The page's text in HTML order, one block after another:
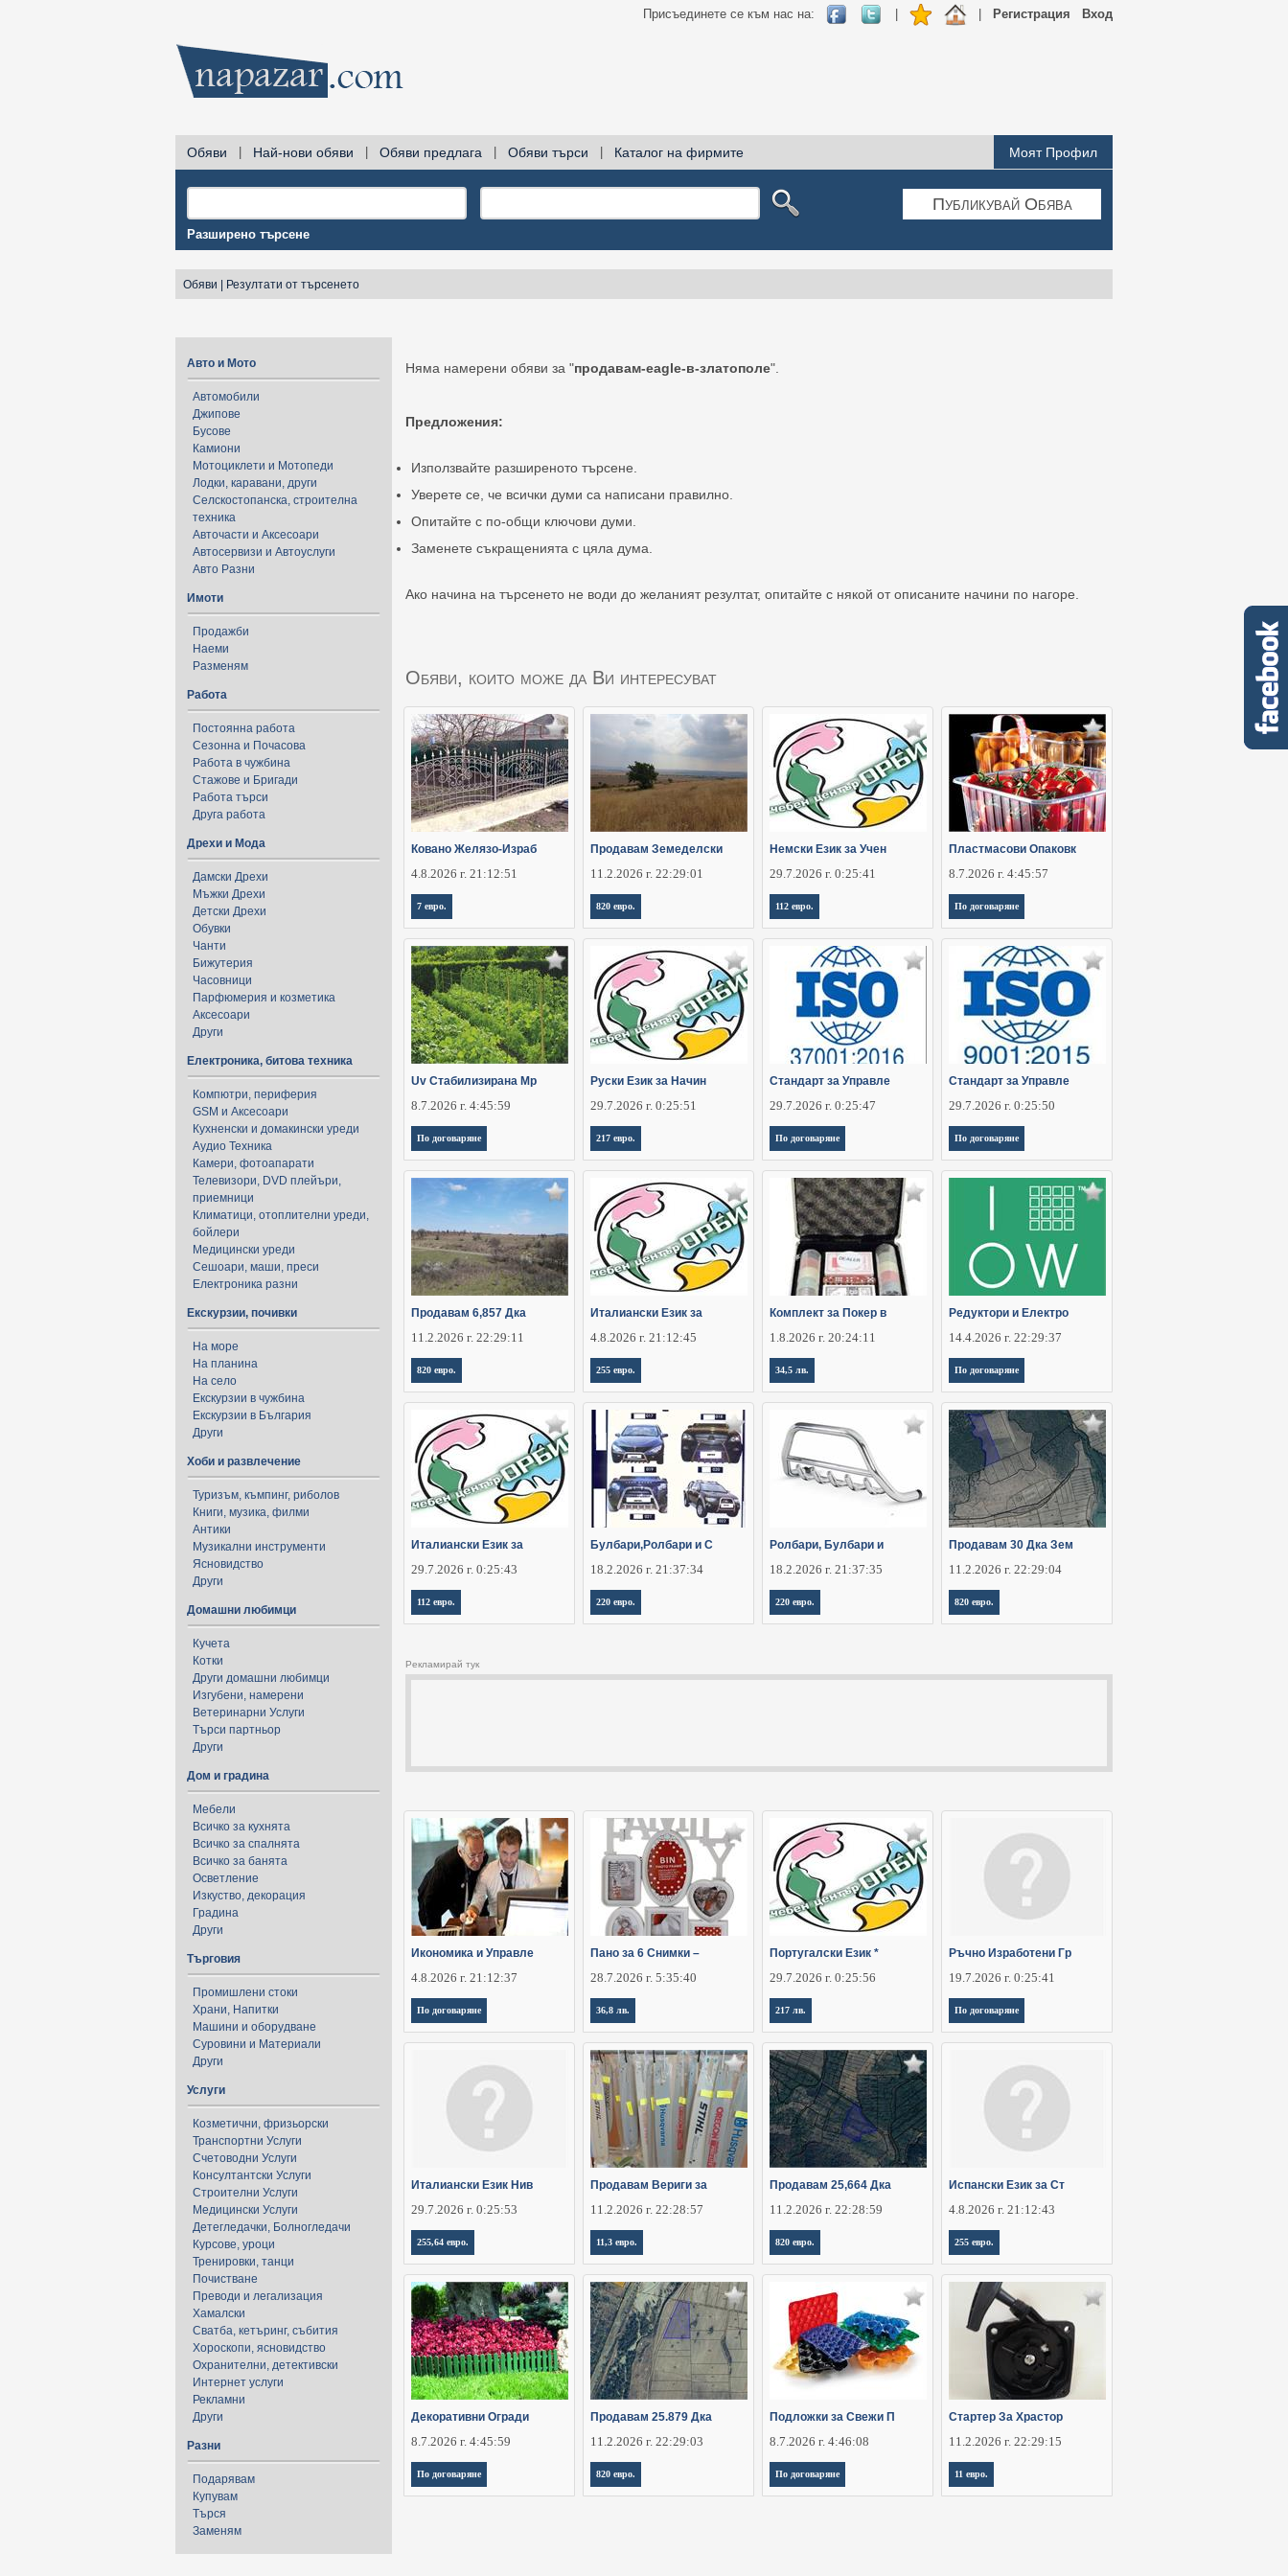
Вход
Регистрация
Присъединете се към нас на:
Обяви Най-нови обяви Обяви предлага Обяви търси Каталог на фирмите Моят Профил
Публикувай Обява
Разширено търсене
Обяви Резултати от търсенето
Авто и Мото
Автомобили
Джипове
Бусове
Камиони
Мотоциклети и Мотопеди
Лодки, каравани, други
Селскостопанска, строителна
техника
Авточасти и Аксесоари
Автосервизи и Автоуслуги
Авто Разни
Имоти
Продажби
Наеми
Разменям
Работа
Постоянна работа
Сезонна и Почасова
Работа в чужбина
Стажове и Бригади
Работа търси
Друга работа
Дрехи и Мода
Дамски Дрехи
Мъжки Дрехи
Детски Дрехи
Обувки
Чанти
Бижутерия
Часовници
Парфюмерия и козметика
Аксесоари
Други
Електроника, битова техника
Компютри, периферия
GSM и Аксесоари
Кухненски и домакински уреди
Аудио Техника
Камери, фотоапарати
Телевизори, DVD плейъри,
приемници
Климатици, отоплителни уреди,
бойлери
Медицински уреди
Сешоари, маши, преси
Електроника разни
Екскурзии, почивки
На море
На планина
На село
Екскурзии в чужбина
Екскурзии в България
Други
Хоби и развлечение
Туризъм, къмпинг, риболов
Книги, музика, филми
Антики
Музикални инструменти
Ясновидство
Други
Домашни любимци
Кучета
Котки
Други домашни любимци
Изгубени, намерени
Ветеринарни Услуги
Търси партньор
Други
Дом и градина
Мебели
Всичко за кухнята
Всичко за спалнята
Всичко за банята
Осветление
Изкуство, декорация
Градина
Други
Търговия
Промишлени стоки
Храни, Напитки
Машини и оборудване
Суровини и Материали
Други
Услуги
Козметични, фризьорски
Транспортни Услуги
Счетоводни Услуги
Консултантски Услуги
Строителни Услуги
Медицински Услуги
Детегледачки, Болногледачи
Курсове, уроци
Тренировки, танци
Почистване
Преводи и легализация
Хамалски
Сватба, кетъринг, събития
Хороскопи, ясновидство
Охранителни, детективски
Интернет услуги
Рекламни
Други
Разни
Подарявам
Купувам
Търся
Заменям
Няма намерени обяви за "продавам-eagle-в-златополе".
Предложения:
Използвайте разширеното търсене.
Уверете се, че всички думи са написани правилно.
Опитайте с по-общи ключови думи.
Заменете съкращенията с цяла дума.
Ако начина на търсенето не води до желаният резултат, опитайте с някой от описаните начини по нагоре.
Обяви, които може да Ви интересуват
Ковано Желязо-Израб
4.8.2026 г. 21:12:51
7 евро.
Продавам Земеделски
11.2.2026 г. 22:29:01
820 евро.
Немски Език за Учен
29.7.2026 г. 0:25:41
112 евро.
Пластмасови Опаковк
8.7.2026 г. 4:45:57
По договаряне
Uv Стабилизирана Мр
8.7.2026 г. 4:45:59
По договаряне
Руски Език за Начин
29.7.2026 г. 0:25:51
217 евро.
Стандарт за Управле
29.7.2026 г. 0:25:47
По договаряне
Стандарт за Управле
29.7.2026 г. 0:25:50
По договаряне
Продавам 6,857 Дка
11.2.2026 г. 22:29:11
820 евро.
Италиански Език за
4.8.2026 г. 21:12:45
255 евро.
Комплект за Покер в
1.8.2026 г. 20:24:11
34,5 лв.
Редуктори и Електро
14.4.2026 г. 22:29:37
По договаряне
Италиански Език за
29.7.2026 г. 0:25:43
112 евро.
Булбари,Ролбари и С
18.2.2026 г. 21:37:34
220 евро.
Ролбари, Булбари и
18.2.2026 г. 21:37:35
220 евро.
Продавам 30 Дка Зем
11.2.2026 г. 22:29:04
820 евро.
Рекламирай тук
Икономика и Управле
4.8.2026 г. 21:12:37
По договаряне
Пано за 6 Снимки –
28.7.2026 г. 5:35:40
36,8 лв.
Португалски Език *
29.7.2026 г. 0:25:56
217 лв.
Ръчно Изработени Гр
19.7.2026 г. 0:25:41
По договаряне
Италиански Език Нив
29.7.2026 г. 0:25:53
255,64 евро.
Продавам Вериги за
11.2.2026 г. 22:28:57
11,3 евро.
Продавам 25,664 Дка
11.2.2026 г. 22:28:59
820 евро.
Испански Език за Ст
4.8.2026 г. 21:12:43
255 евро.
Декоративни Огради
8.7.2026 г. 4:45:59
По договаряне
Продавам 25.879 Дка
11.2.2026 г. 22:29:03
820 евро.
Подложки за Свежи П
8.7.2026 г. 4:46:08
По договаряне
Стартер За Храстор
11.2.2026 г. 22:29:15
11 евро.